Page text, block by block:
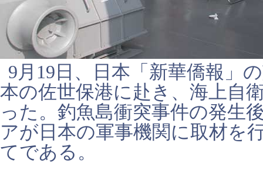
9月19日、日本「新華僑報」
本の佐世保港に赴き、海上自
った。釣魚島衝突事件の発生
アが日本の軍事機関に取材を
てである。